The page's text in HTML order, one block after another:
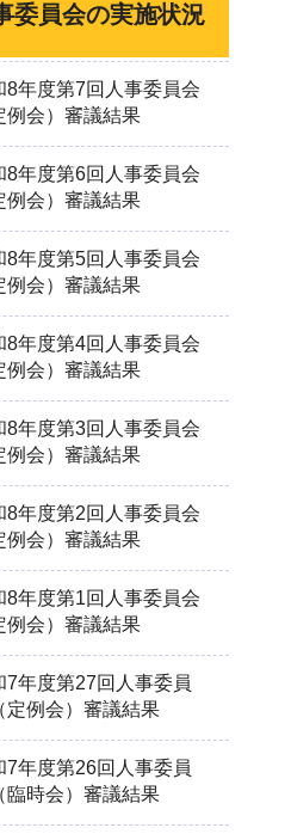
委員会の実施状況
8年度第7回人事委員会
例会）審議結果
8年度第6回人事委員会
例会）審議結果
8年度第5回人事委員会
例会）審議結果
8年度第4回人事委員会
例会）審議結果
8年度第3回人事委員会
例会）審議結果
8年度第2回人事委員会
例会）審議結果
8年度第1回人事委員会
例会）審議結果
7年度第27回人事委員
定例会）審議結果
7年度第26回人事委員
臨時会）審議結果